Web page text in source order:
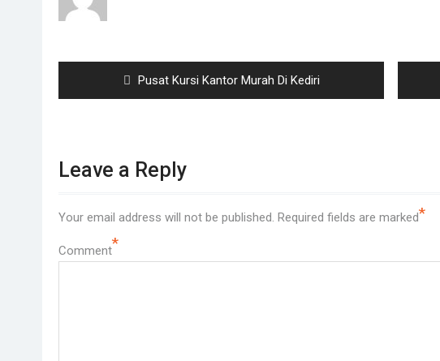
Previous
post:
Pusat Kursi Kantor Murah Di Kediri
Leave a Reply
Your email address will not be published. Required fields are marked*
Comment*